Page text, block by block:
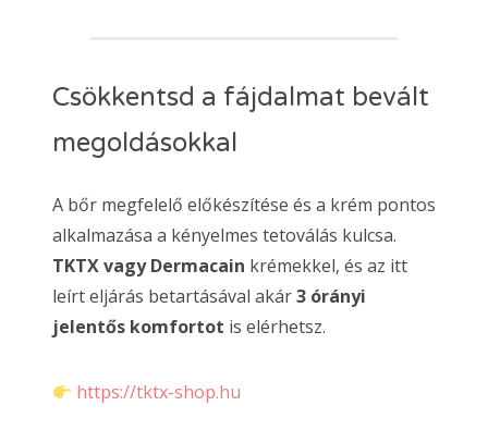
Csökkentsd a fájdalmat bevált
megoldásokkal
A bőr megfelelő előkészítése és a krém pontos
alkalmazása a kényelmes tetoválás kulcsa.
TKTX vagy Dermacain krémekkel, és az itt
leírt eljárás betartásával akár3 órányi
jelentős komfortot is elérhetsz.
https://tktx-shop.hu